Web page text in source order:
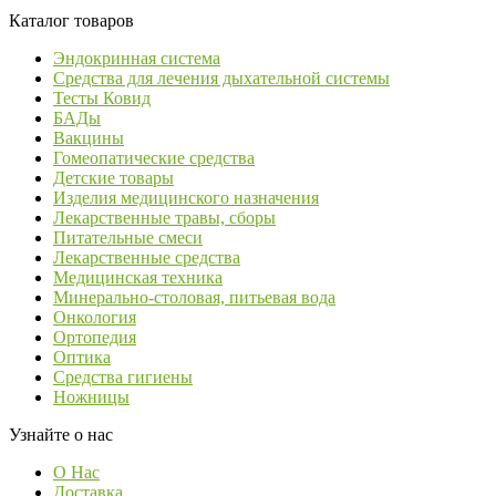
Каталог товаров
Эндокринная система
Средства для лечения дыхательной системы
Тесты Ковид
БАДы
Вакцины
Гомеопатические средства
Детские товары
Изделия медицинского назначения
Лекарственные травы, сборы
Питательные смеси
Лекарственные средства
Медицинская техника
Минерально-столовая, питьевая вода
Онкология
Ортопедия
Оптика
Средства гигиены
Ножницы
Узнайте о нас
О Нас